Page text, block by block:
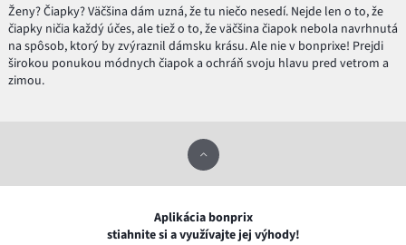
Ženy? Čiapky? Väčšina dám uzná, že tu niečo nesedí. Nejde len o to, že
čiapky ničia každý účes, ale tiež o to, že väčšina čiapok nebola navrhnutá
na spôsob, ktorý by zvýraznil dámsku krásu. Ale nie v bonprixe! Prejdi
širokou ponukou módnych čiapok a ochráň svoju hlavu pred vetrom a
zimou.
Aplikácia bonprix
stiahnite si a využívajte jej výhody!